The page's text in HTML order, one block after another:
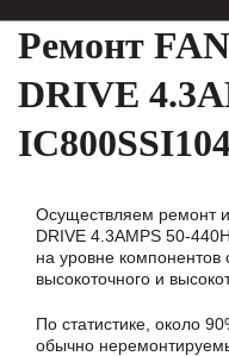
Ремонт
DRIVE
Осуществляем ремонт
DRIVE 4.3AMPS 50-
на уровне
высокоточного и
По статистике, около
обычно